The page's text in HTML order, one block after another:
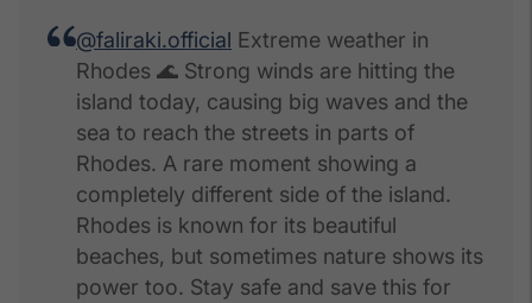
@faliraki.official Extreme weather in
Rhodes 🌊 Strong winds are hitting the
island today, causing big waves and the
sea to reach the streets in parts of
Rhodes. A rare moment showing a
completely different side of the island.
Rhodes is known for its beautiful
beaches, but sometimes nature shows its
power too. Stay safe and save this for